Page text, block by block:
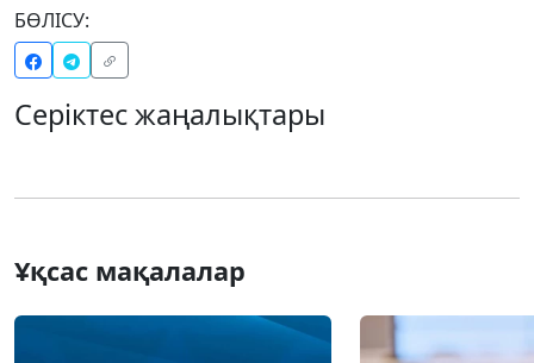
БӨЛІСУ:
Серіктес жаңалықтары
Ұқсас мақалалар